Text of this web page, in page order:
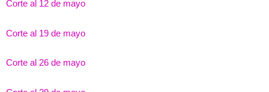
Corte al 12 de mayo
Corte al 19 de mayo
Corte al 26 de mayo